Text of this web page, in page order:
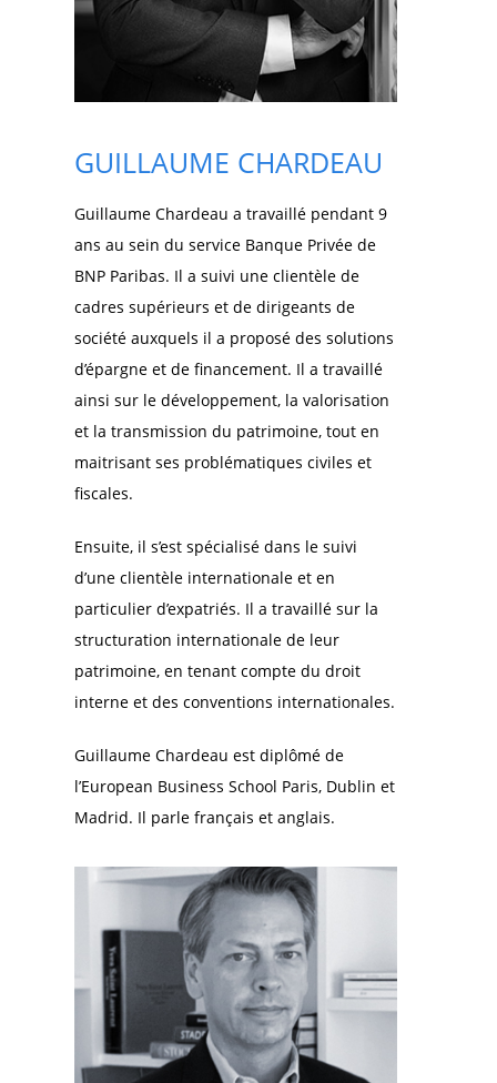
GUILLAUME CHARDEAU
Guillaume Chardeau a travaillé pendant 9
ans au sein du service Banque Privée de
BNP Paribas. Il a suivi une clientèle de
cadres supérieurs et de dirigeants de
société auxquels il a proposé des solutions
d’épargne et de financement. Il a travaillé
ainsi sur le développement, la valorisation
et la transmission du patrimoine, tout en
maitrisant ses problématiques civiles et
fiscales.
Ensuite, il s’est spécialisé dans le suivi
d’une clientèle internationale et en
particulier d’expatriés. Il a travaillé sur la
structuration internationale de leur
patrimoine, en tenant compte du droit
interne et des conventions internationales.
Guillaume Chardeau est diplômé de
l’European Business School Paris, Dublin et
Madrid. Il parle français et anglais.